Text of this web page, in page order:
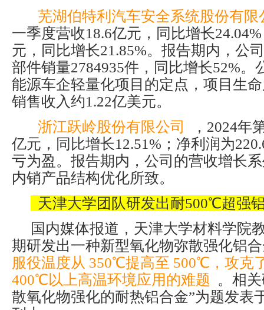
芜湖伯特利汽车安全系统股份有限
一季度营收18.6亿元，同比增长
元，同比增长21.85%。报告期内，公
部件销量2784935件，同比增长52%。
能源车企轻量化项目的定点，项目生
销售收入约1.22亿美元。
浙江跃岭股份有限公司
，2024年
亿元，同比增长12.51%；净利润为
亏为盈。报告期内，公司的营收增长
内销产品结构优化所致。
天津大学团队研发出耐500℃超强
国内媒体报道，天津大学材料学院
期研发出一种新型氧化物弥散强化铝
服役温度从 350℃提高至 500℃，攻克
400℃以上高温环境应用的难题 。相
散氧化物强化的耐热铝合金”为题发表